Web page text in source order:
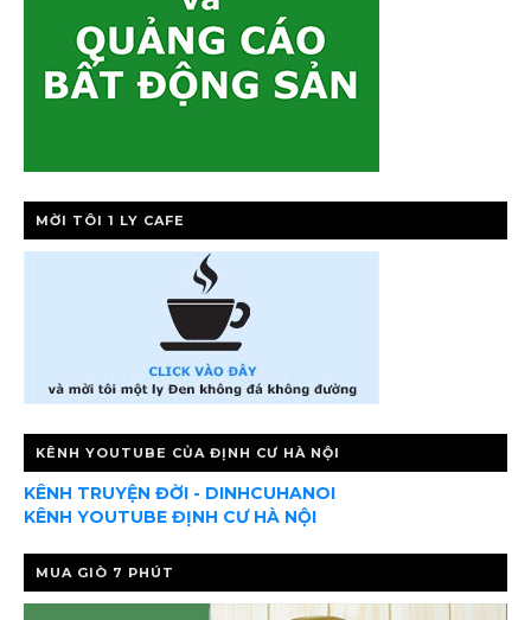
MỜI TÔI 1 LY CAFE
KÊNH YOUTUBE CỦA ĐỊNH CƯ HÀ NỘI
KÊNH TRUYỆN ĐỜI - DINHCUHANOI
KÊNH YOUTUBE ĐỊNH CƯ HÀ NỘI
MUA GIÒ 7 PHÚT